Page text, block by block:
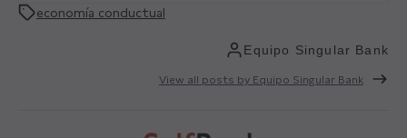
economía conductual
Equipo Singular Bank
View all posts by Equipo Singular Bank